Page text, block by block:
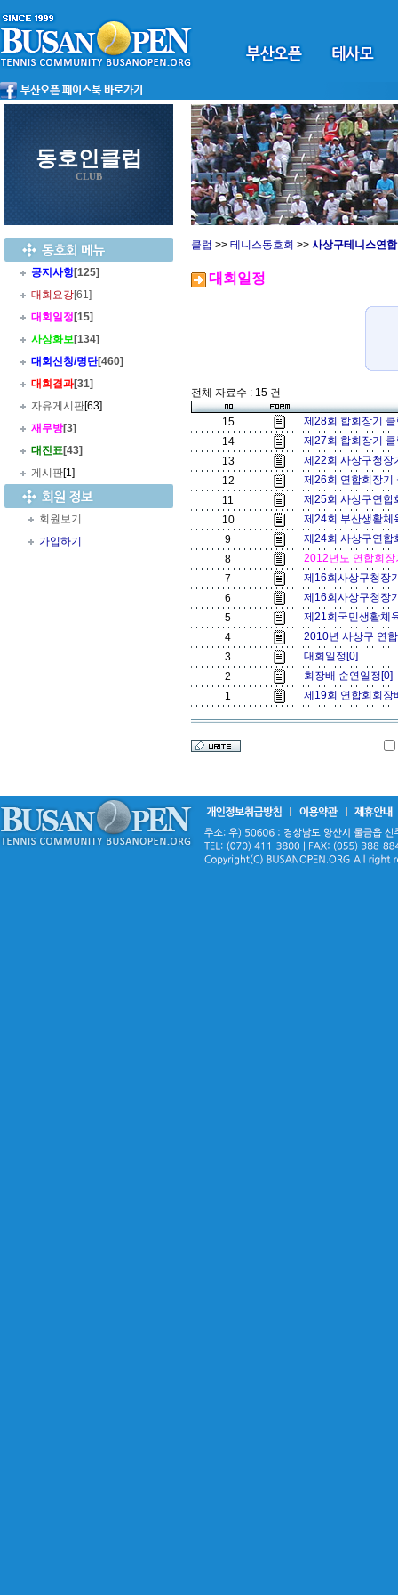
동호인클럽
CLUB
공지사항[125]
대회요강[61]
대회일정 [15]
사상화보[134]
대회신청/명단[460]
대회결과[31]
자유게시판[63]
재무방[3]
대진표[43]
게시판[1]
회원보기
가입하기
클럽 >> 테니스동호회 >> 사상구테니스연
대회일정
전체 자료수 : 15 건
15
제28회 합회장기
14
제27회 합회장기
13
제22회 사상구청
12
제26회 연합회장
11
제25회 사상구연
10
제24회 부산생활
9
제24회 사상구연
8
2012년도 연합회
7
제16회사상구청장
6
제16회사상구청장
5
제21회국민생활체
4
2010년 사상구 연
3
대회일정[0]
2
회장배 순연일정[0]
1
제19회 연합회회